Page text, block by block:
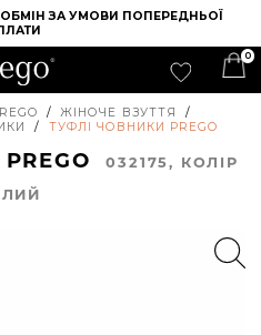
ЗА УМОВИ ПОПЕРЕДНЬОЇ
0
/ ЖІНОЧЕ ВЗУТТЯ
/
/ ТУФЛІ ЧОВНИКИ PREGO
032175, КОЛIР